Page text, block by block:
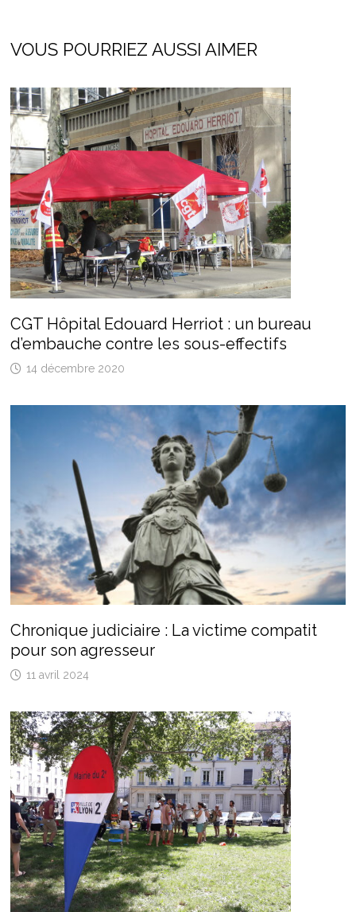
VOUS POURRIEZ AUSSI AIMER
CGT Hôpital Edouard Herriot : un bureau
d’embauche contre les sous-effectifs
14 décembre 2020
Chronique judiciaire : La victime compatit
pour son agresseur
11 avril 2024